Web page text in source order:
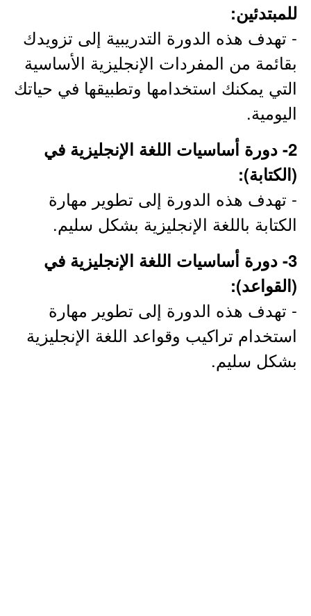
للمبتدئين:
- تهدف هذه الدورة التدريبية إلى تزويدك
بقائمة من المفردات الإنجليزية الأساسية
التي يمكنك استخدامها وتطبيقها في حياتك
اليومية.
2- دورة أساسيات اللغة الإنجليزية في
(الكتابة):
- تهدف هذه الدورة إلى تطوير مهارة
الكتابة باللغة الإنجليزية بشكل سليم.
3- دورة أساسيات اللغة الإنجليزية في
(القواعد):
- تهدف هذه الدورة إلى تطوير مهارة
استخدام تراكيب وقواعد اللغة الإنجليزية
بشكل سليم.